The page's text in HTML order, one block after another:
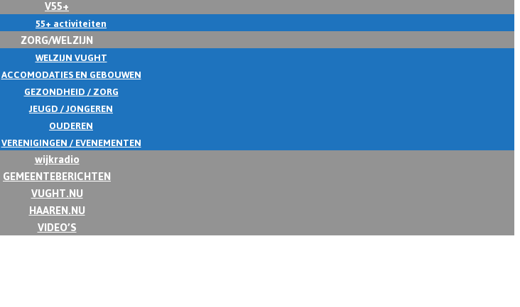
V55+
55+ activiteiten
ZORG/WELZIJN
WELZIJN VUGHT
ACCOMODATIES EN GEBOUWEN
GEZONDHEID / ZORG
JEUGD / JONGEREN
OUDEREN
VERENIGINGEN / EVENEMENTEN
wijkradio
GEMEENTEBERICHTEN
VUGHT.NU
HAAREN.NU
VIDEO’S